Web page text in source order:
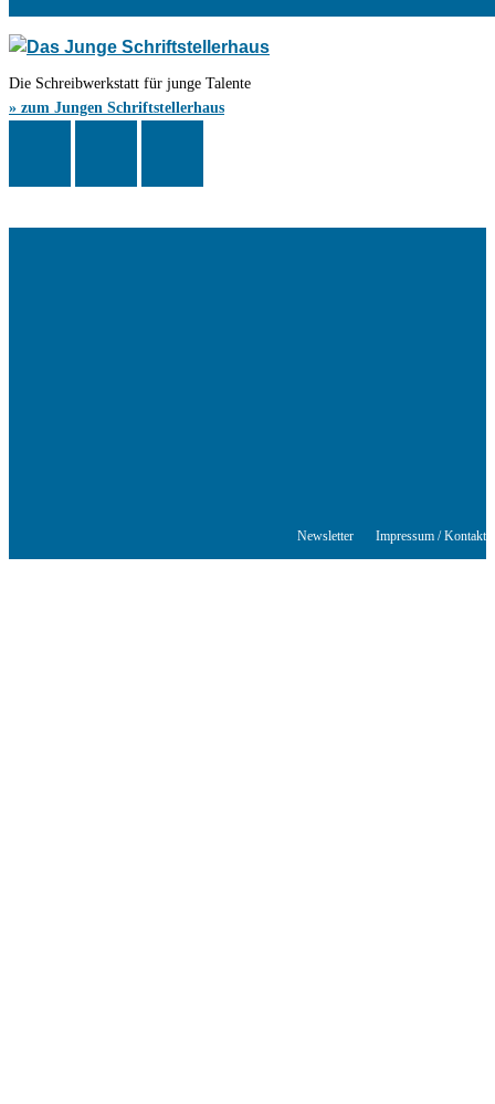
Die Schreibwerkstatt für junge Talente
» zum Jungen Schriftstellerhaus
Newsletter
Impressum / Kontakt